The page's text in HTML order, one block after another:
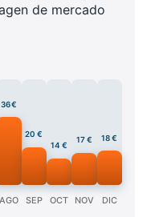
de mercado
36 €
AGO
20 €
SEP
14 €
OCT
17 €
NOV
18 €
DIC